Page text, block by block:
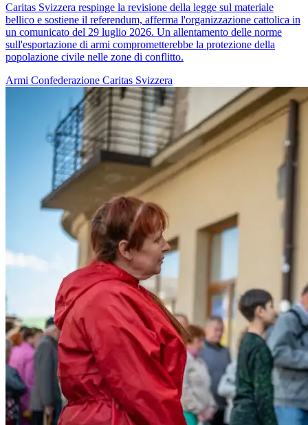
Caritas Svizzera respinge la revisione della legge sul materiale
bellico e sostiene il referendum, afferma l'organizzazione cattolica in
un comunicato del 29 luglio 2026. Un allentamento delle norme
sull'esportazione di armi comprometterebbe la protezione della
popolazione civile nelle zone di conflitto.
Armi Confederazione Caritas Svizzera